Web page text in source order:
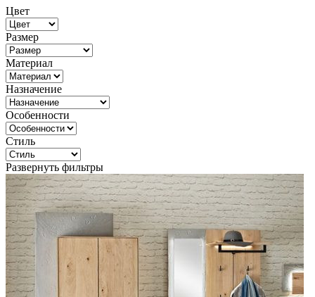
Цвет
Размер
Материал
Назначение
Особенности
Стиль
Развернуть фильтры